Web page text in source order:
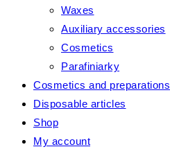
Waxes
Auxiliary accessories
Cosmetics
Parafiniarky
Cosmetics and preparations
Disposable articles
Shop
My account